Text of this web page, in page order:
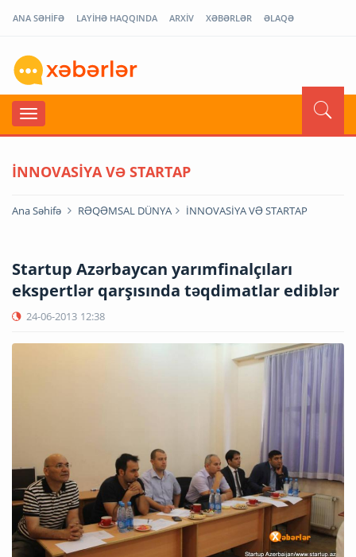
ANA SƏHİFƏ LAYİHƏ HAQQINDA ARXİV XƏBƏRLƏR ƏLAQƏ
İNNOVASİYA VƏ STARTAP
Ana Səhifə RƏQƏMSAL DÜNYA İNNOVASİYA VƏ STARTAP
Startup Azərbaycan yarımfinalçıları
ekspertlər qarşısında təqdimatlar ediblər
24-06-2013 12:38